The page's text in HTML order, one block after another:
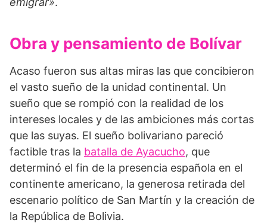
Obra y pensamiento de Bolívar
Acaso fueron sus altas miras las que concibieron
el vasto sueño de la unidad continental. Un
sueño que se rompió con la realidad de los
intereses locales y de las ambiciones más cortas
que las suyas. El sueño bolivariano pareció
factible tras la batalla de Ayacucho, que
determinó el fin de la presencia española en el
continente americano, la generosa retirada del
escenario político de San Martín y la creación de
la República de Bolivia.